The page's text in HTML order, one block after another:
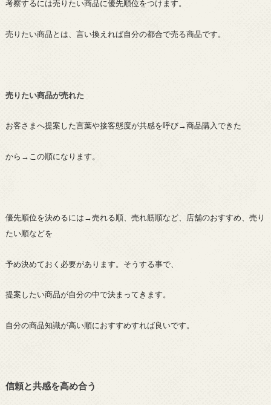
考察するには売りたい商品に優先順位をつけます。
売りたい商品とは、言い換えれば自分の都合で売る商品です。
売りたい商品が売れた
お客さまへ提案した言葉や接客態度が共感を呼び→商品購入できた
から→この順になります。
優先順位を決めるには→売れる順、売れ筋順など、店舗のおすすめ、売り
たい順などを
予め決めておく必要があります。そうする事で、
提案したい商品が自分の中で決まってきます。
自分の商品知識が高い順におすすめすれば良いです。
信頼と共感を高め合う